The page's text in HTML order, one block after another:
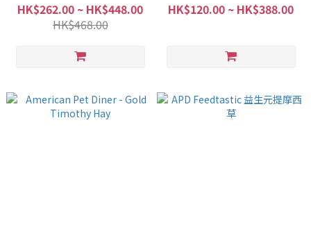
HK$262.00 ~ HK$448.00
HK$468.00
HK$120.00 ~ HK$388.00